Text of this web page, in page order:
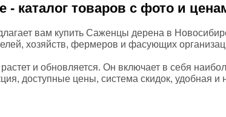
каталог товаров с фото и
вам купить Саженцы дерена в
хозяйств, фермеров и фасующих
и обновляется. Он включает в себя
доступные цены, система скидок, удобная и